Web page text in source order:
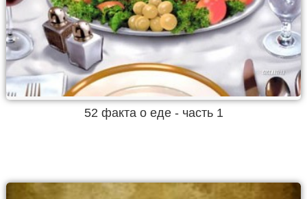
52 факта о еде - часть 1